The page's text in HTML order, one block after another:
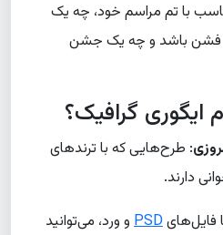
با تم مراسم خود، چه یک
فشن باشد و چه یک جشن
ایگوری گرافیک؟
: طرح‌هایی که با ترندهای
دارند.
PSDو ورد، می‌توانید